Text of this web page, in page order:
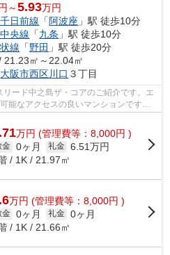
～5.93万円
日前線 「 阿波座 」駅 徒歩10分
央線 「九条 」駅 徒歩10分
線 「野田 」駅 徒歩20分
21.23㎡～22.04㎡
大阪市西区川口 ３丁目
ード中之島ザ・コアのご紹介です。エ
能なアクセスの良いマンションです。
万円 (管理費等：8,000円 )
金 0ヶ月 礼金 6.51万円
/ 1K / 21.97㎡
万円 (管理費等：8,000円 )
金 0ヶ月 礼金 0ヶ月
/ 1K / 21.66㎡